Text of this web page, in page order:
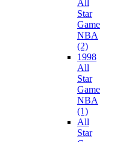
All
Star
Game
NBA
(2)
1998
All
Star
Game
NBA
(1)
All
Star